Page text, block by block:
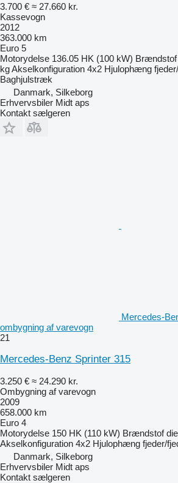
3.700 € ≈ 27.660 kr.
Kassevogn
2012
363.000 km
Euro 5
Motorydelse 136.05 HK (100 kW) Brændstof
kgAkselkonfiguration 4x2 Hjulophæng
Baghjulstræk
Danmark, Silkeborg
Erhvervsbiler Midt aps
Kontakt sælgeren
Mercedes-
ombygning af varevogn
21
Mercedes-Benz Sprinter 315
3.250 € ≈ 24.290 kr.
Ombygning af varevogn
2009
658.000 km
Euro 4
Motorydelse 150 HK (110 kW) Brændstof
Akselkonfiguration 4x2 Hjulophæng fjeder/
Danmark, Silkeborg
Erhvervsbiler Midt aps
Kontakt sælgeren